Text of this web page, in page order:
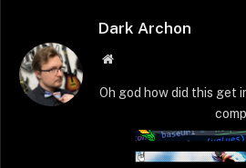
Dark Archon
Strona
Oh god how did this get